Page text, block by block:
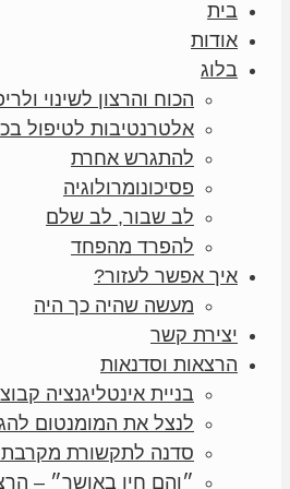
בית
אודות
בלוג
הכוח והרצון לשינוי
אלטרנטיבות לטיפול
להתגרש אחרת
פסיכונומרולוגיה
לב שבור, לב שלם
להפרד מהפחד
איך אפשר לעזור?
מעשה שהיה כך היה
יצירת קשר
הרצאות וסדנאות
בניית אינטליגנציה
לנצל את המומנטום
סדנה לתקשורת מקרבת
״והם חיו באושר״ –